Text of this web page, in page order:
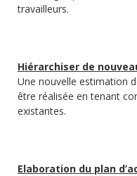
travailleurs.
Hiérarchiser de
Une nouvelle estimation
être réalisée en tenant
existantes.
Elaboration du plan